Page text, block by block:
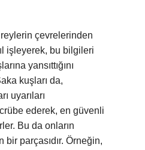
çevrelerinden
işleyerek, bu bilgileri
yansıttığını
kuşları da,
uyarıları
ederek, en güvenli
Bu da onların
parçasıdır. Örneğin,